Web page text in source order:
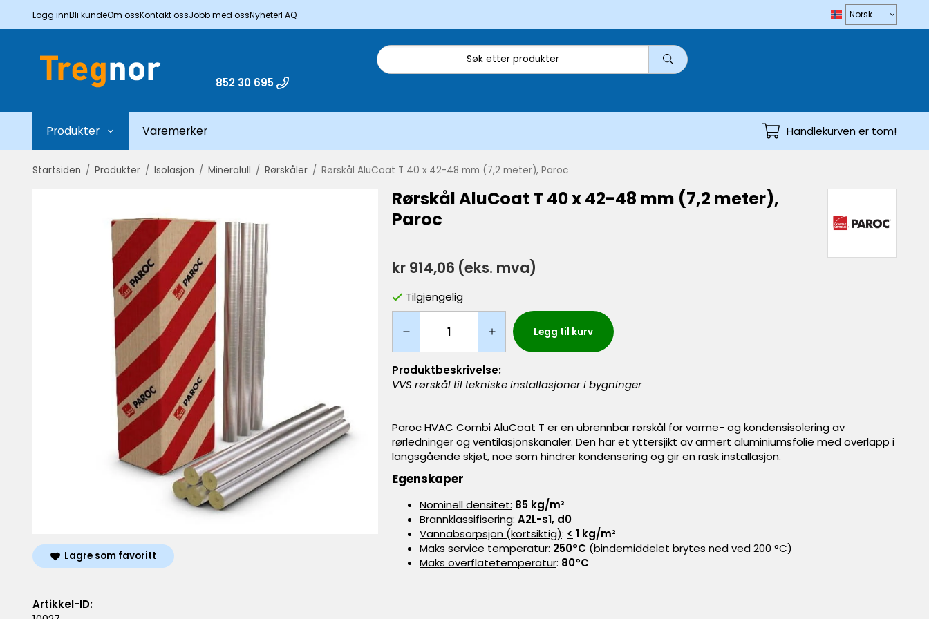
Logg innBli kundeOm ossKontakt ossJobb med ossNyheterFAQ
852 30 695
Produkter Varemerker Handlekurven er tom!
Startsiden / Produkter / Isolasjon / Mineralull / Rørskåler / Rørskål AluCoat T 40 x 42-48 mm (7,2 meter), Paroc
Rørskål AluCoat T 40 x 42-48 mm (7,2 meter),
Paroc
kr 914,06 (eks. mva)
Tilgjengelig
Legg til kurv
Produktbeskrivelse:
VVS rørskål til tekniske installasjoner i bygninger
Paroc HVAC Combi AluCoat T er en ubrennbar rørskål for varme- og kondensisolering av
rørledninger og ventilasjonskanaler. Den har et yttersjikt av armert aluminiumsfolie med overlapp i
langsgående skjøt, noe som hindrer kondensering og gir en rask installasjon.
Egenskaper
Nominell densitet: 85 kg/m³
Brannklassifisering: A2L-s1, d0
Vannabsorpsjon (kortsiktig): < 1 kg/m²
Maks service temperatur: 250°C (bindemiddelet brytes ned ved 200 °C)
Maks overflatetemperatur: 80°C
Lagre som favoritt
Artikkel-ID: